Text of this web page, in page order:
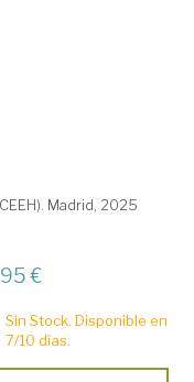
Madrid, 2025
€
Sin Stock. Disponible en
7/10 días.